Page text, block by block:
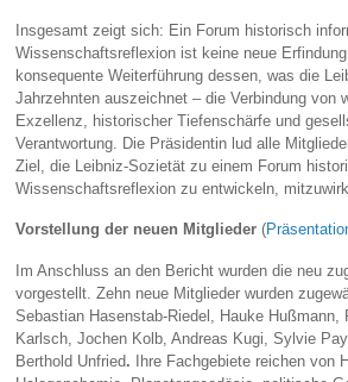
Insgesamt zeigt sich: Ein Forum historisch
Wissenschaftsreflexion ist keine neue
konsequente Weiterführung dessen, was die
Jahrzehnten auszeichnet – die Verbindung von
Exzellenz, historischer Tiefenschärfe und
Verantwortung. Die Präsidentin lud alle
Ziel, die Leibniz-Sozietät zu einem Forum
Wissenschaftsreflexion zu entwickeln,
Vorstellung der neuen Mitglieder (
Im Anschluss an den Bericht wurden die neu
vorgestellt. Zehn neue Mitglieder wurden
Sebastian Hasenstab-Riedel, Hauke Hußmann,
Karlsch, Jochen Kolb, Andreas Kugi, Sylvie
Berthold Unfried.
Ihre Fachgebiete reichen von